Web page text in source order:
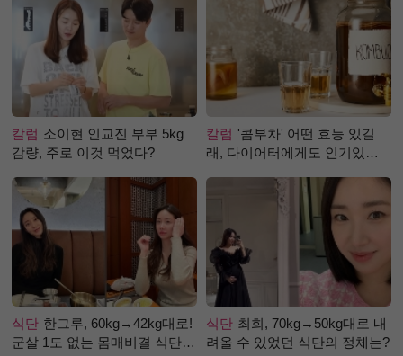
칼럼 소이현 인교진 부부 5kg
감량, 주로 이것 먹었다?
칼럼 '콤부차' 어떤 효능 있길
래, 다이어터에게도 인기있는
식단 한그루, 60kg→42kg대로!
군살 1도 없는 몸매비결 식단
식단 최희, 70kg→50kg대로 내
려올 수 있었던 식단의 정체는?